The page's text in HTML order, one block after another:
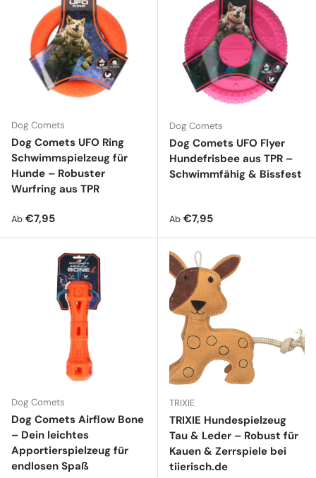
Dog Comets
Dog Comets UFO Ring
Schwimmspielzeug für
Hunde – Robuster
Wurfring aus TPR
Normaler Preis
Ab €7,95
Dog Comets
Dog Comets UFO Flyer
Hundefrisbee aus TPR –
Schwimmfähig & Bissfest
Normaler Preis
Ab €7,95
Dog Comets
Dog Comets Airflow Bone
– Dein leichtes
Apportierspielzeug für
endlosen Spaß
TRIXIE
TRIXIE Hundespielzeug
Tau & Leder – Robust für
Kauen & Zerrspiele bei
tiierisch.de